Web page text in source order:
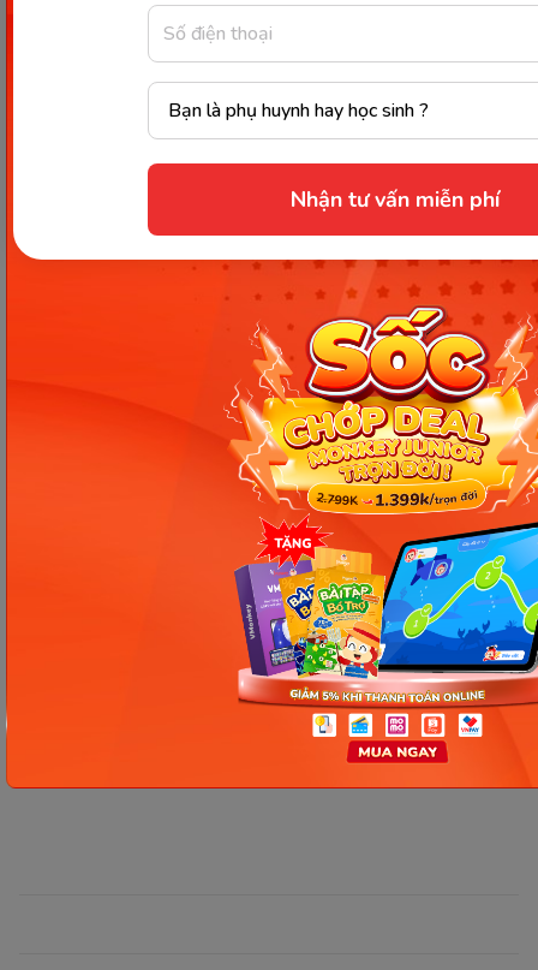
Nhận tư vấn miễn phí
Phá thai nhiều lần gây ra nhiều “trái đắng” với bản
thân người phụ nữ đó và gia đình của họ. Chính vì
thế, cách tốt nhất để bảo vệ bản thân là hạn chế
hiện tượng mang thai ngoài ý muốn và nếu không
Thông qua bài viết này, Monkey đã giúp chị em trả
Phá thai 5 lần có con được nữa
?”. Mong rằng, thông tin vừa rồi giúp chị em
nhận thức được sự nguy hiểm của nạo phá thai và
trang bị cho mình những kiến thức cần thiết.
Chia sẻ ngay
Thông tin trong bài viết được tổng hợp nhằm
mục đích tham khảo và có thể thay đổi mà
không cần báo trước. Quý khách vui lòng
kiểm tra lại qua các kênh chính thức hoặc liên
hệ trực tiếp với đơn vị liên quan để nắm bắt